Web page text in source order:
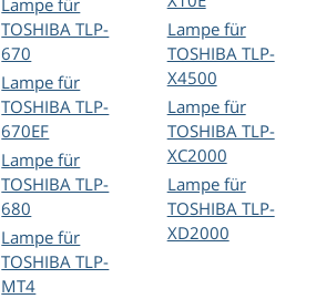
Lampe für
TOSHIBA TLP-
670
Lampe für
TOSHIBA TLP-
670EF
Lampe für
TOSHIBA TLP-
680
Lampe für
TOSHIBA TLP-
MT4
Lampe für
TOSHIBA TLP-
X4500
Lampe für
TOSHIBA TLP-
XC2000
Lampe für
TOSHIBA TLP-
XD2000